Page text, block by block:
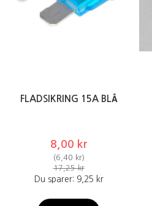
FLADSIKRING 15A BLÅ
8,00 kr
(6,40 kr)
17,25 kr
Du sparer: 9,25 kr